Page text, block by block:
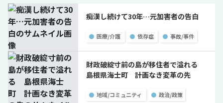
痴漢し続けて30年…元加害者の告白
● 医療/介護 ● 依存症 ● 事故/事件
財政破綻寸前の島が移住者で溢れる
島根県海士町 計画なき変革の先
● 地域/コミュニティ ● 政治/政策